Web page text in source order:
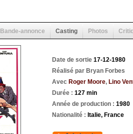
Bande-annonce Casting Photos
Date de sortie 17-12-1980
Réalisé par Bryan Forbes
Avec Roger Moore, Lino
Durée : 127 min
Année de production : 1980
Nationalité : Italie, France